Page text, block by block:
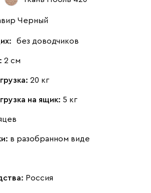
Черный
без доводчиков
2 см
20 кг
на ящик: 5 кг
в разобранном виде
Россия